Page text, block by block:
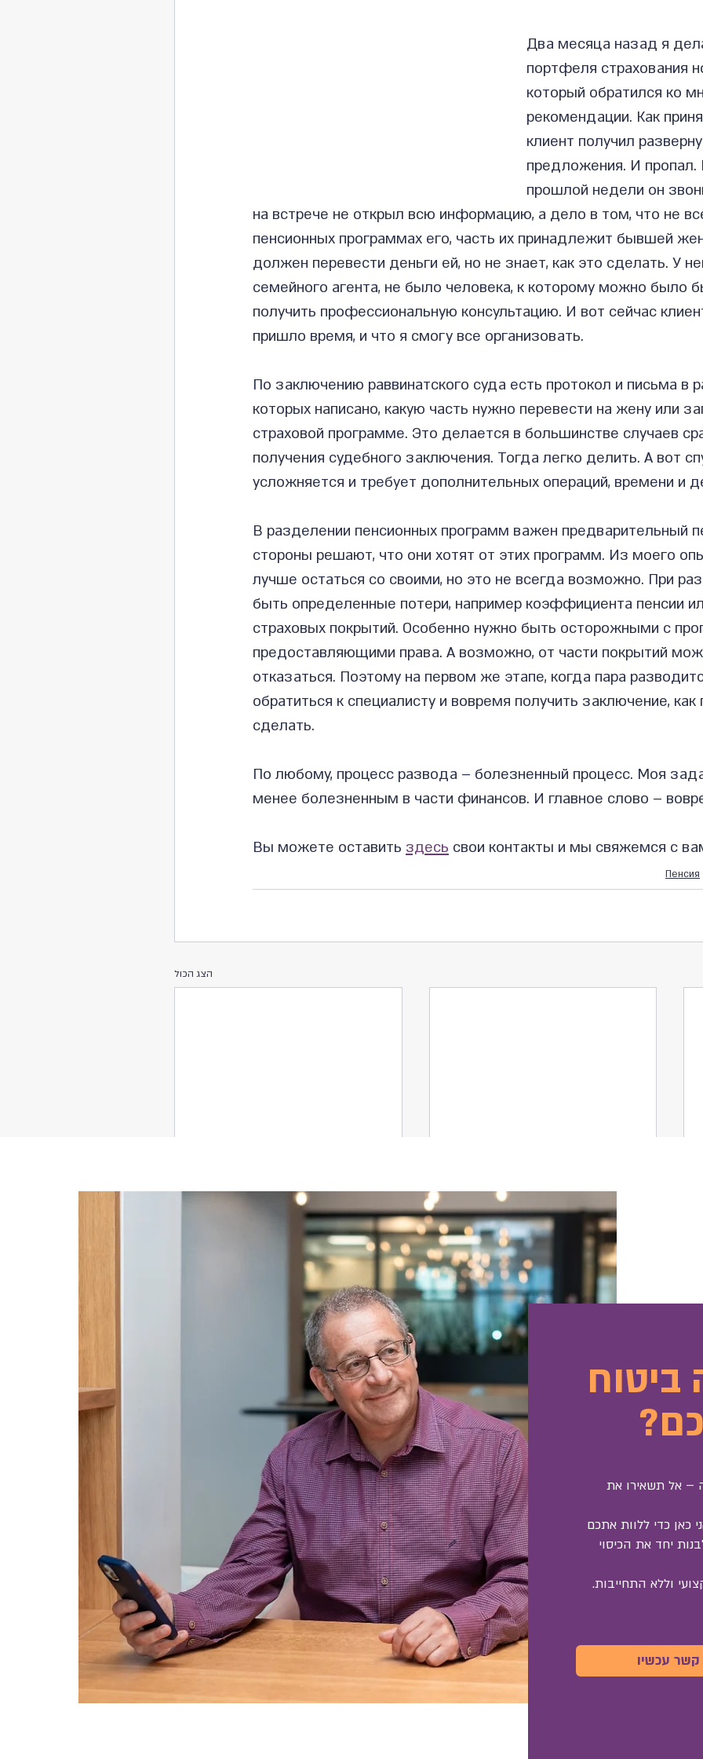
Два месяца назад я
портфеля страхования
который обратился ко
рекомендации. Как
клиент получил
предложения. И пропал.
прошлой недели он
на встрече не открыл всю информацию, а дело в том, что не
пенсионных программах его, часть их принадлежит бывшей
должен перевести деньги ей, но не знает, как это сделать. У
семейного агента, не было человека, к которому можно было
получить профессиональную консультацию. И вот сейчас
пришло время, и что я смогу все организовать.
По заключению раввинатского суда есть протокол и письма в
которых написано, какую часть нужно перевести на жену или
страховой программе. Это делается в большинстве случаев
получения судебного заключения. Тогда легко делить. А вот
усложняется и требует дополнительных операций, времени и
В разделении пенсионных программ важен предварительный
стороны решают, что они хотят от этих программ. Из моего
лучше остаться со своими, но это не всегда возможно. При
быть определенные потери, например коэффициента пенсии
страховых покрытий. Особенно нужно быть осторожными с
предоставляющими права. А возможно, от части покрытий
отказаться. Поэтому на первом же этапе, когда пара
обратиться к специалисту и вовремя получить заключение, как
сделать.
По любому, процесс развода – болезненный процесс. Моя
менее болезненным в части финансов. И главное слово –
Вы можете оставить здесь свои контакты и мы свяжемся с
Пенсия
הצג הכול
Как заплатить меньше, а
получить больше.
Надежная финансовая
защита на все годы после
выхода на пенсию
ביטוח
– אל תשאירו את
כאן כדי ללוות אתכם
יחד את הכיסוי
וללא התחייבות.
קשר עכשיו